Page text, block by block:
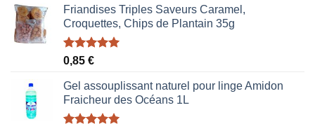
Friandises Triples Saveurs Caramel,
Croquettes, Chips de Plantain 35g
Note5.00
0,85 €
Gel assouplissant naturel pour linge Amidon
Fraicheur des Océans 1L